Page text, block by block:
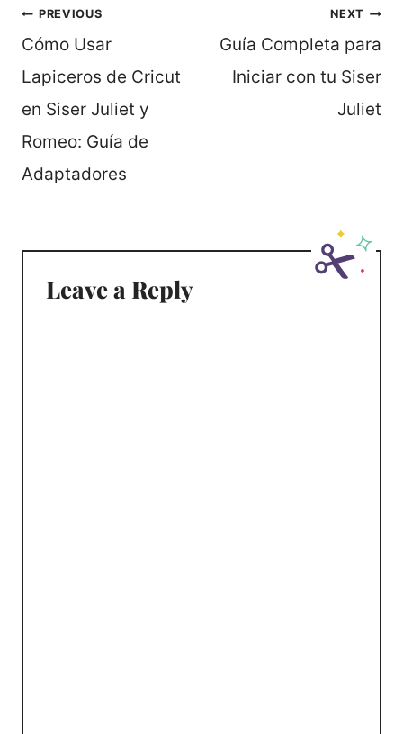
Post
navigation
PREVIOUS
Cómo Usar
Lapiceros de Cricut
en Siser Juliet y
Romeo: Guía de
Adaptadores
NEXT
Guía Completa para
Iniciar con tu Siser
Juliet
Leave a Reply